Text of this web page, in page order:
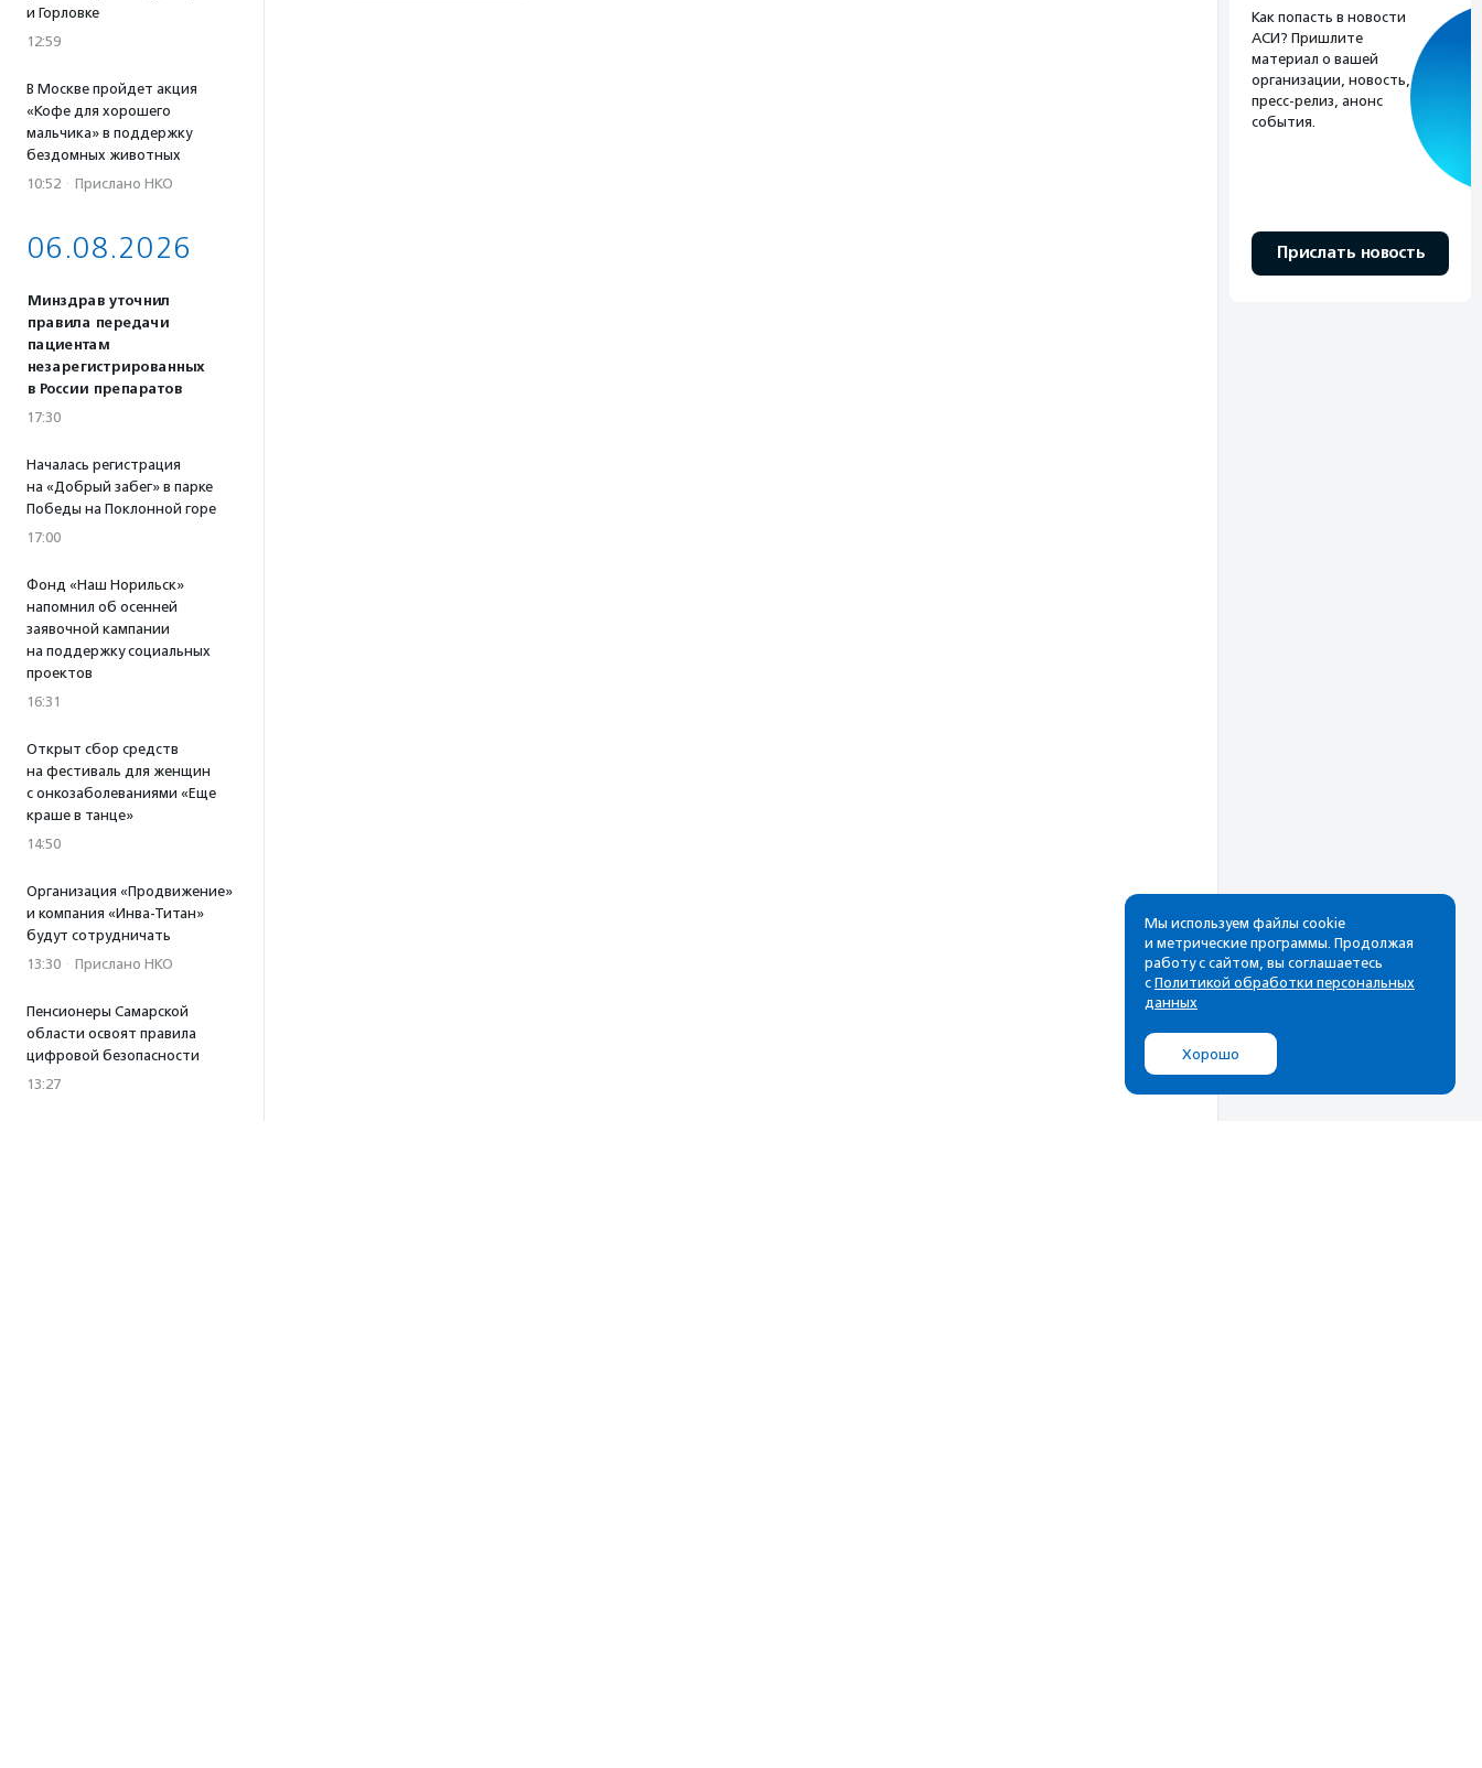
и Горловке
12:59
В Москве пройдет акция
«Кофе для хорошего
мальчика» в поддержку
бездомных животных
10:52 · Прислано НКО
06.08.2026
Минздрав уточнил
правила передачи
пациентам
незарегистрированных
в России препаратов
17:30
Началась регистрация
на «Добрый забег» в парке
Победы на Поклонной горе
17:00
Фонд «Наш Норильск»
напомнил об осенней
заявочной кампании
на поддержку социальных
проектов
16:31
Открыт сбор средств
на фестиваль для женщин
с онкозаболеваниями «Еще
краше в танце»
14:50
Организация «Продвижение»
и компания «Инва-Титан»
будут сотрудничать
13:30 · Прислано НКО
Пенсионеры Самарской
области освоят правила
цифровой безопасности
13:27
Как попасть в новости
АСИ? Пришлите
материал о вашей
организации, новость,
пресс-релиз, анонс
события.
Прислать новость
Рассылка
Cамые свежие новости,
почтовом ящике
Мы используем файлы cookie
и метрические программы. Продолжая
работу с сайтом, вы соглашаетесь
с Политикой обработки персональных
данных
Хорошо